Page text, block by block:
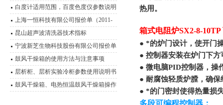
白度计适用范围，百度色度仪参数说明
书
上海一恒科技有限公司报价单（2011-
2012）
昆山超声波清洗器技术指标
宁波新芝生物科技股份有限公司报价单
参数
鼓风干燥箱的使用方法与注意事项
层析柜、层析实验冷柜参数使用说明书
鼓风干燥箱、电热恒温鼓风干燥箱操作
热用。
箱式电阻炉SX2-8-
● *的炉门设计，使开门
● 控制器安装在炉门下
● 微电脑PID控制器，操
● 耐腐蚀轻质炉膛，确保
● *的门密封使得热量损
多段可编程控制器：